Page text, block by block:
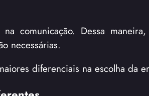
comunicação. Dessa
necessárias.
diferenciais na escolha da